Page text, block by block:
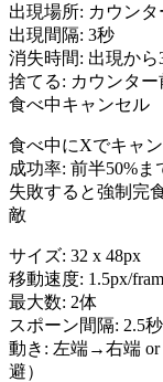
出現場所: カウンタ
出現間隔: 3秒
消失時間: 出現か
捨てる: カウンタ
食べ中キャンセル
食べ中にXでキャ
成功率: 前半50%
失敗すると強制完
敵
サイズ: 32 x 48px
移動速度: 1.5px/
最大数: 2体
スポーン間隔: 2.5秒
動き: 左端→右端
避）